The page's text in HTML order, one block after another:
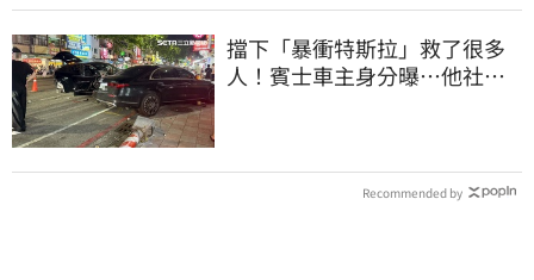
擋下「暴衝特斯拉」救了很多
人！賓士車主身分曝…他社群
Recommended by